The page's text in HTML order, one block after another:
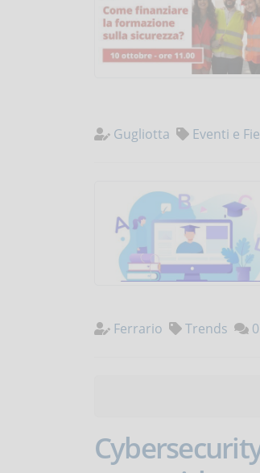
Gugliotta
Eventi e
Ferrario
Trends 0